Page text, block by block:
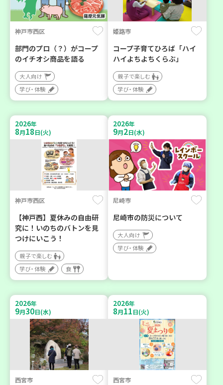
神戸市西区
部門のプロ（？）がコープ
のイチオシ商品を語る
大人向け
学び・体験
姫路市
コープ子育てひろば「ハイ
ハイよちよちくらぶ」
親子で楽しむ
学び・体験
2026年
8月18日(火)
神戸市西区
【神戸西】夏休みの自由研
究に！いのちのバトンを見
つけにいこう！
親子で楽しむ
学び・体験
食
2026年
9月2日(水)
尼崎市
尼崎市の防災について
大人向け
学び・体験
2026年
9月30日(水)
西宮市
2026年
8月11日(火)
西宮市